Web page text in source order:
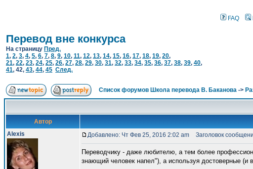
FAQ
Перевод вне конкурса
На страницу Пред.
1, 2, 3, 4, 5, 6, 7, 8, 9, 10, 11, 12, 13, 14, 15, 16, 17, 18, 19, 20,
21, 22, 23, 24, 25, 26, 27, 28, 29, 30, 31, 32, 33, 34, 35, 36, 37, 38, 39, 40,
41, 42, 43, 44, 45 След.
Список форумов Школа перевода В. Баканова ->
Автор
Alexis
Добавлено: Чт Фев 25, 2016 2:02 am Заголовок
Переводчику - даже любителю, а тем более
знающий человек напел"), а используя достоверные (и